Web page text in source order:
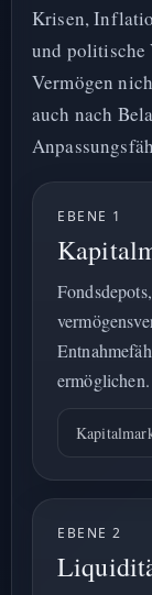
Krisen,
und politische
Vermögen
auch nach
EBENE 1
ermöglichen.
EBENE 2